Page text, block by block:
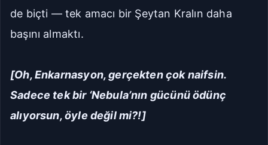
de biçti — tek amacı bir Şeytan Kralın daha
başını almaktı.
[Oh, Enkarnasyon, gerçekten çok naifsin.
Sadece tek bir ‘Nebula’nın gücünü ödünç
alıyorsun, öyle değil mi?!]